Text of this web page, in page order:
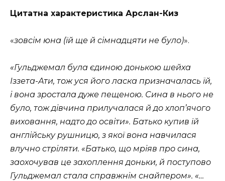
Цитатна характеристика Арслан-Киз
«зовсім юна (їй ще й сімнадцяти не було)».
«Гульджемал була єдиною донькою шейха
Іззета-Ати, тож уся його ласка призначалась їй,
і вона зростала дуже пещеною. Сина в нього не
було, тож дівчина прилучалася й до хлоп’ячого
виховання, надто до освіти». Батько купив їй
англійську рушницю, з якої вона навчилася
влучно стріляти. «Батько, що мріяв про сина,
заохочував це захоплення доньки, й поступово
Гульджемал стала справжнім снайпером». «…